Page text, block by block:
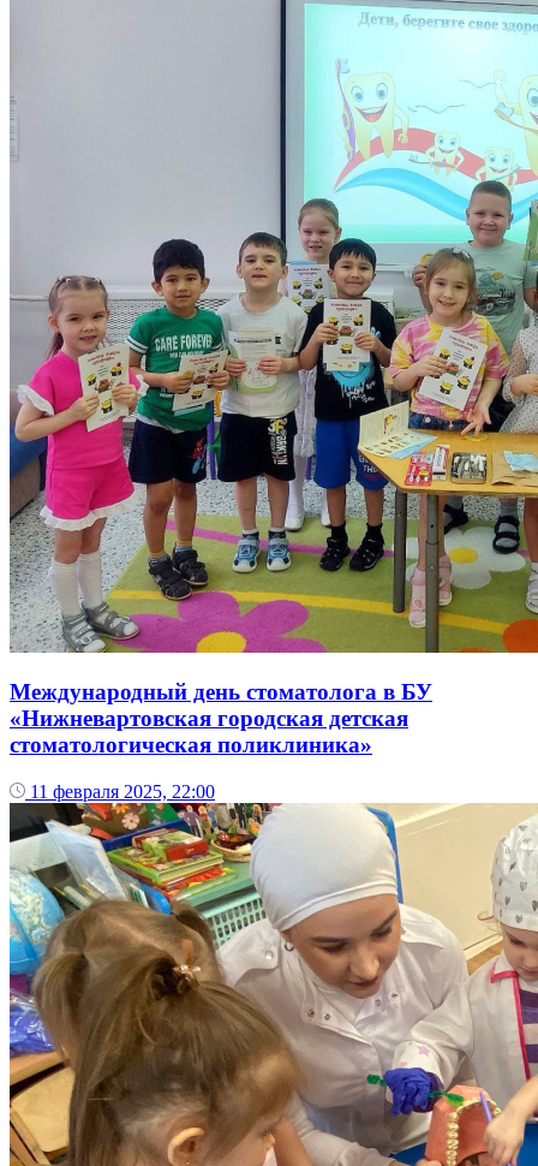
Международный день стоматолога в БУ
«Нижневартовская городская детская
стоматологическая поликлиника»
11 февраля 2025, 22:00